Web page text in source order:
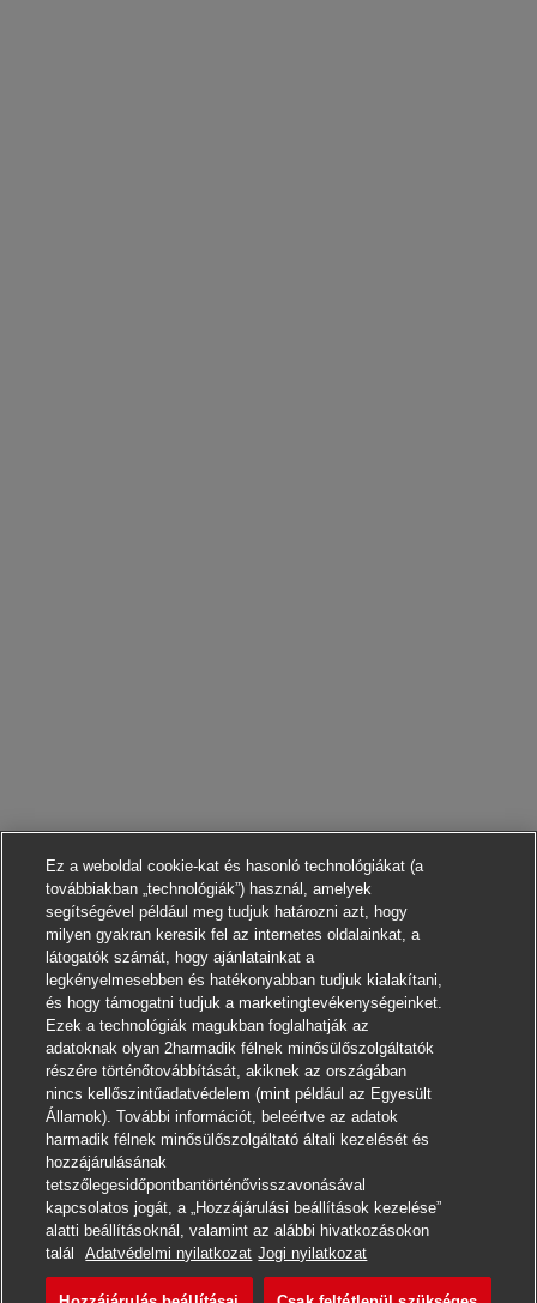
Jelentkezni
Ez a weboldal cookie-kat és hasonló technológiákat (a
továbbiakban „technológiák”) használ, amelyek
segítségével például meg tudjuk határozni azt, hogy
milyen gyakran keresik fel az internetes oldalainkat, a
látogatók számát, hogy ajánlatainkat a
legkényelmesebben és hatékonyabban tudjuk kialakítani,
és hogy támogatni tudjuk a marketingtevékenységeinket.
Ezek a technológiák magukban foglalhatják az
adatoknak olyan 2harmadik félnek minősülőszolgáltatók
részére történőtovábbítását, akiknek az országában
nincs kellőszintűadatvédelem (mint például az Egyesült
Államok). További információt, beleértve az adatok
harmadik félnek minősülőszolgáltató általi kezelését és
hozzájárulásának
tetszőlegesidőpontbantörténővisszavonásával
kapcsolatos jogát, a „Hozzájárulási beállítások kezelése”
alatti beállításoknál, valamint az alábbi hivatkozásokon
talál
Adatvédelmi nyilatkozat Jogi nyilatkozat